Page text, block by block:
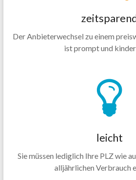
Der Anbieterwechsel zu einem
ist prompt und
leicht
Sie müssen lediglich Ihre PLZ wie
alljährlichen Verbrauch